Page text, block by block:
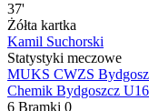
37'
Żółta kartka
Kamil Suchorski
Statystyki meczowe
MUKS CWZS
Chemik Bydgoszcz U16
6 Bramki 0